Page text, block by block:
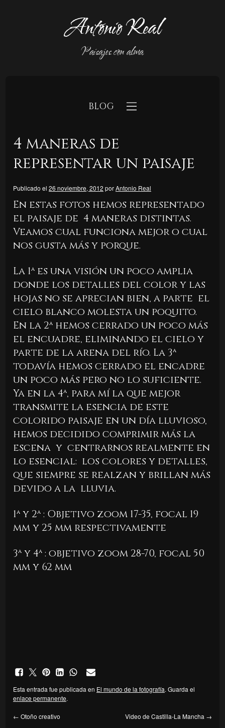
Antonio Real
Paisajes con alma
BLOG
4 maneras de
representar un paisaje
Publicado el 26 noviembre, 2012 porAntonio Real
En estas fotos hemos representado
el paisaje de 4 maneras distintas.
Veamos cual funciona mejor o cual
nos gusta más y porque.
La 1ª es una visión un poco amplia
donde los detalles del color y las
hojas no se aprecian bien, a parte el
cielo blanco molesta un poquito.
En la 2ª hemos cerrado un poco más
el encuadre, eliminando el cielo y
parte de la arena del río. La 3ª
todavía hemos cerrado el encadre
un poco más pero no lo suficiente.
Ya en la 4ª, para mí la que mejor
transmite la esencia de este
colorido paisaje en un día lluvioso,
hemos decidido comprimir más la
escena y centrarnos realmente en
lo esencial: los colores y detalles,
que siempre se realzan y brillan más
devido a la lluvia.
1ª y 2ª : Objetivo zoom 17-35, focal 19
mm y 25 mm respectivamente
3ª y 4ª : objetivo zoom 28-70, focal 50
mm y 62 mm
Esta entrada fue publicada en El mundo de la fotografía. Guarda el
enlace permanente.
← Otoño creativo Video de Castilla-La Mancha →